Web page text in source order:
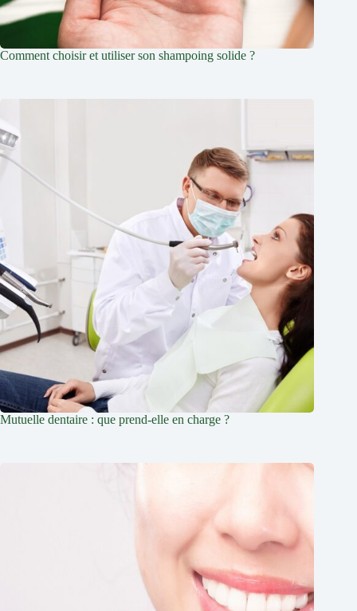
Comment choisir et utiliser son shampoing solide ?
Mutuelle dentaire : que prend-elle en charge ?